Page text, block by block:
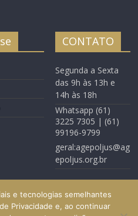
CONTATO
Segunda a Sexta
das 9h às 13h e
14h às 18h
Whatsapp (61)
3225 7305 | (61)
99196-9799
geral:agepoljus@ag
epoljus.org.br
e tecnologias semelhantes
Privacidade e, ao continuar